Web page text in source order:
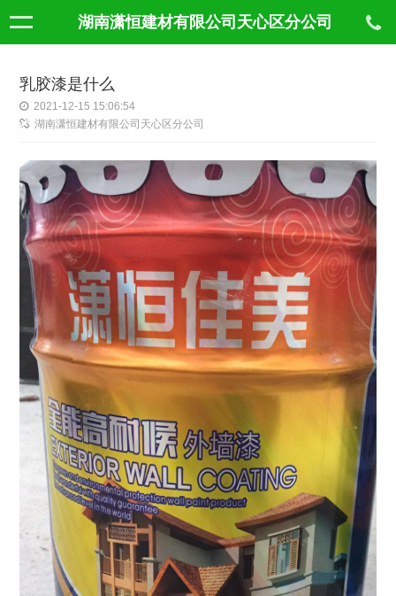
湖南潇恒建材有限公司天心区分公司
乳胶漆是什么
2021-12-15 15:06:54
湖南潇恒建材有限公司天心区分公司